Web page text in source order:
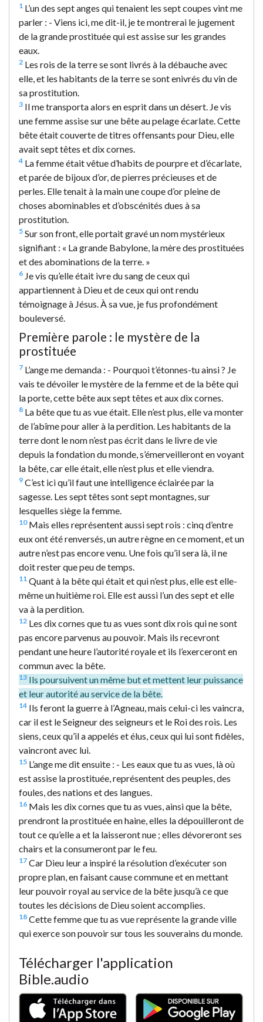
1 L’un des sept anges qui tenaient les sept coupes vint me
parler : - Viens ici, me dit-il, je te montrerai le jugement
de la grande prostituée qui est assise sur les grandes
eaux.
2 Les rois de la terre se sont livrés à la débauche avec
elle, et les habitants de la terre se sont enivrés du vin de
sa prostitution.
3 Il me transporta alors en esprit dans un désert. Je vis
une femme assise sur une bête au pelage écarlate. Cette
bête était couverte de titres offensants pour Dieu, elle
avait sept têtes et dix cornes.
4 La femme était vêtue d’habits de pourpre et d’écarlate,
et parée de bijoux d’or, de pierres précieuses et de
perles. Elle tenait à la main une coupe d’or pleine de
choses abominables et d’obscénités dues à sa
prostitution.
5 Sur son front, elle portait gravé un nom mystérieux
signifiant : « La grande Babylone, la mère des prostituées
et des abominations de la terre. »
6 Je vis qu’elle était ivre du sang de ceux qui
appartiennent à Dieu et de ceux qui ont rendu
témoignage à Jésus. À sa vue, je fus profondément
bouleversé.
Première parole : le mystère de la
prostituée
7 L’ange me demanda : - Pourquoi t’étonnes-tu ainsi ? Je
vais te dévoiler le mystère de la femme et de la bête qui
la porte, cette bête aux sept têtes et aux dix cornes.
8 La bête que tu as vue était. Elle n’est plus, elle va monter
de l’abîme pour aller à la perdition. Les habitants de la
terre dont le nom n’est pas écrit dans le livre de vie
depuis la fondation du monde, s’émerveilleront en voyant
la bête, car elle était, elle n’est plus et elle viendra.
9 C’est ici qu’il faut une intelligence éclairée par la
sagesse. Les sept têtes sont sept montagnes, sur
lesquelles siège la femme.
10Mais elles représentent aussi sept rois : cinq d’entre
eux ont été renversés, un autre règne en ce moment, et un
autre n’est pas encore venu. Une fois qu’il sera là, il ne
doit rester que peu de temps.
11 Quant à la bête qui était et qui n’est plus, elle est elle-
même un huitième roi. Elle est aussi l’un des sept et elle
va à la perdition.
12 Les dix cornes que tu as vues sont dix rois qui ne sont
pas encore parvenus au pouvoir. Mais ils recevront
pendant une heure l’autorité royale et ils l’exerceront en
commun avec la bête.
13 Ils poursuivent un même but et mettent leur puissance
et leur autorité au service de la bête.
14 Ils feront la guerre à l’Agneau, mais celui-ci les vaincra,
car il est le Seigneur des seigneurs et le Roi des rois. Les
siens, ceux qu’il a appelés et élus, ceux qui lui sont fidèles,
vaincront avec lui.
15 L’ange me dit ensuite : - Les eaux que tu as vues, là où
est assise la prostituée, représentent des peuples, des
foules, des nations et des langues.
16 Mais les dix cornes que tu as vues, ainsi que la bête,
prendront la prostituée en haine, elles la dépouilleront de
tout ce qu’elle a et la laisseront nue ; elles dévoreront ses
chairs et la consumeront par le feu.
17 Car Dieu leur a inspiré la résolution d’exécuter son
propre plan, en faisant cause commune et en mettant
leur pouvoir royal au service de la bête jusqu’à ce que
toutes les décisions de Dieu soient accomplies.
18 Cette femme que tu as vue représente la grande ville
qui exerce son pouvoir sur tous les souverains du monde.
Télécharger l'application
Bible.audio